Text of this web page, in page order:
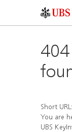
Short URL:
You are
UBS